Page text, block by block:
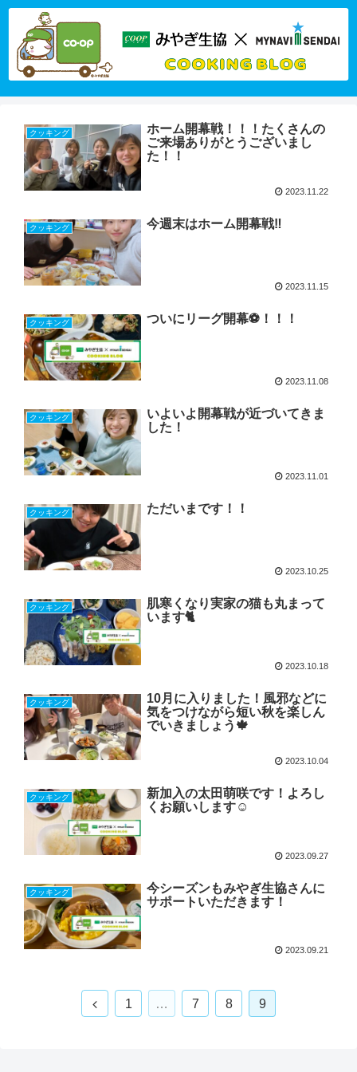
クッキング
ホーム開幕戦！！！たくさんの
ご来場ありがとうございまし
た！！
2023.11.22
クッキング 今週末はホーム開幕戦‼
2023.11.15
クッキング ついにリーグ開幕⚽️！！！
2023.11.08
クッキング
いよいよ開幕戦が近づいてきま
した！
2023.11.01
クッキング ただいまです！！
2023.10.25
クッキング
肌寒くなり実家の猫も丸まって
います🐈
2023.10.18
クッキング
10月に入りました！風邪などに
気をつけながら短い秋を楽しん
でいきましょう🍁
2023.10.04
クッキング
新加入の太田萌咲です！よろし
くお願いします☺
2023.09.27
クッキング
今シーズンもみやぎ生協さんに
サポートいただきます！
2023.09.21
1 … 7 8 9